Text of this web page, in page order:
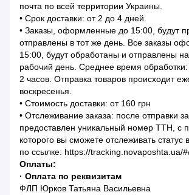
почта по всей территории Украины.
• Срок доставки: от 2 до 4 дней.
• Заказы, оформленные до 15:00, будут
отправлены в тот же день. Все заказы
15:00, будут обработаны и отправлены
рабочий день. Среднее время
2 часов. Отправка товаров происходит
воскресенья.
• Стоимость доставки: от 160 грн
• Отслеживание заказа: после отправки
предоставлен уникальный номер ТТН, с
которого вы сможете отслеживать статус
по ссылке: https://tracking.novaposhta.ua/
Оплаты:
· Оплата по реквизитам
ФЛП Юрков Татьяна Васильевна